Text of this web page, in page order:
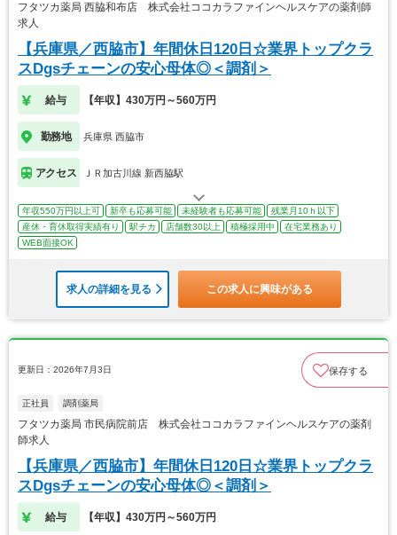
フタツカ薬局 西脇和布店 株式会社ココカラファインヘルスケアの薬剤師
求人
【兵庫県／西脇市】年間休日120日☆業界トップクラ
スDgsチェーンの安心母体◎＜調剤＞
給与 【年収】430万円～560万円
勤務地 兵庫県 西脇市
アクセス ＪＲ加古川線 新西脇駅
年収550万円以上可 新卒も応募可能 未経験者も応募可能
残業月10ｈ以下
産休・育休取得実績有り
駅チカ 店舗数30以上 積極採用中
在宅業務あり
WEB面接OK
求人の詳細を見る この求人に興味がある
更新日：2026年7月3日 保存する
正社員 調剤薬局
フタツカ薬局 市民病院前店 株式会社ココカラファインヘルスケアの薬剤
師求人
【兵庫県／西脇市】年間休日120日☆業界トップクラ
スDgsチェーンの安心母体◎＜調剤＞
給与 【年収】430万円～560万円